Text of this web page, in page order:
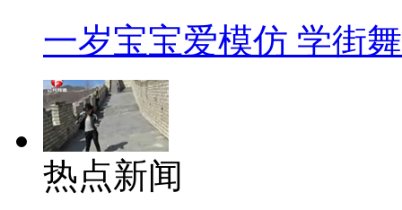
一岁宝宝爱模仿 学街
热点新闻